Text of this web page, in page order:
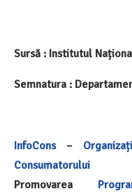
Sursă : Institutul
Semnatura :
InfoCons–
Consumatorului
Promovarea